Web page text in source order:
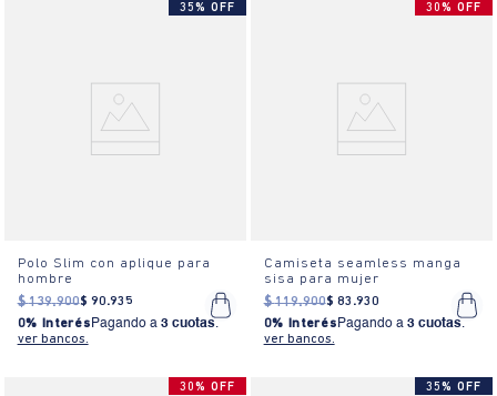
35% OFF
Polo Slim con aplique para
hombre
$ 139.900$ 90.935
0% Interés Pagando a 3 cuotas.
ver bancos.
30% OFF
Camiseta seamless manga
sisa para mujer
$ 119.900$ 83 .930
0% Interés Pagando a 3 cuotas.
ver bancos.
30% OFF 35% OFF